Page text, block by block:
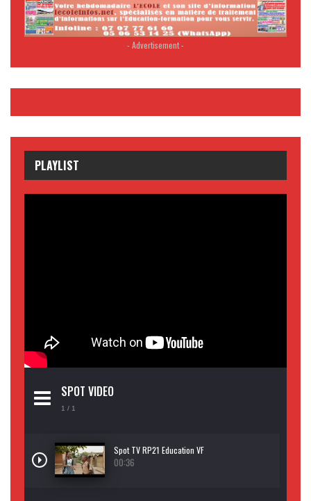
- Advertisement -
PLAYLIST
SPOT VIDEO
1 / 1
Spot TV RP21 Education VF
00:36